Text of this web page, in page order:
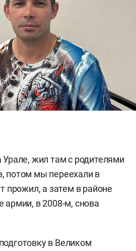
жил там с родителями
потом мы переехали в
прожил, а затем в районе
армии, в 2008-м, снова
в Великом